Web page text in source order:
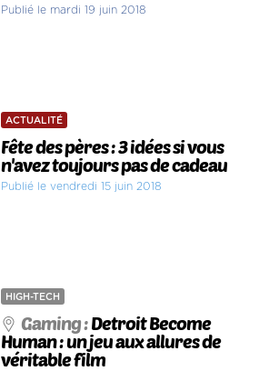
Publié le mardi 19 juin 2018
ACTUALITÉ
Fête des pères : 3 idées si vous
n'avez toujours pas de cadeau
Publié le vendredi 15 juin 2018
HIGH-TECH
Gaming :Detroit Become
Human : un jeu aux allures de
véritable film